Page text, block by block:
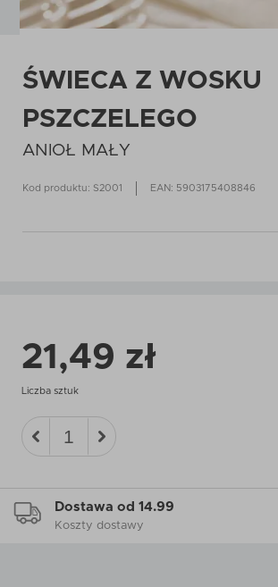
ŚWIECA Z WOSKU
PSZCZELEGO
ANIOŁ MAŁY
Kod produktu: S2001 EAN: 5903175408846
21,49 zł
Liczba sztuk
Dostawa od 14.99
Koszty dostawy